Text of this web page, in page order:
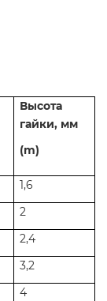
Высота
гайки, мм
(m)
1,6
2
2,4
3,2
4